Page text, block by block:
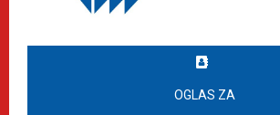
OGLAS ZA